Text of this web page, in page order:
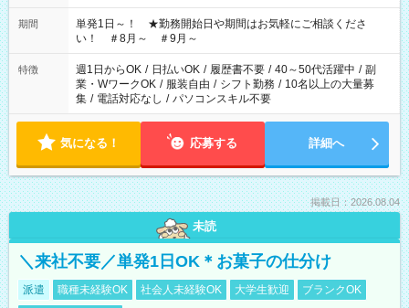
ださい！
期間
単発1日～！ ★勤務開始日や期間はお気軽にご相談くださ
い！ ＃8月～ ＃9月～
特徴 週1日からOK / 日払いOK / 履歴書不要 / 40～50代活躍中 / 副
業・WワークOK / 服装自由 / シフト勤務 / 10名以上の大量募
集 / 電話対応なし / パソコンスキル不要
気になる！ 応募する 詳細へ
掲載日：2026.08.04
未読
＼来社不要／単発1日OK＊お菓子の仕分け
派遣 職種未経験OK 社会人未経験OK 大学生歓迎
ブランクOK